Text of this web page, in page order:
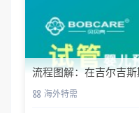
流程图解：在吉尔吉斯
海外特需